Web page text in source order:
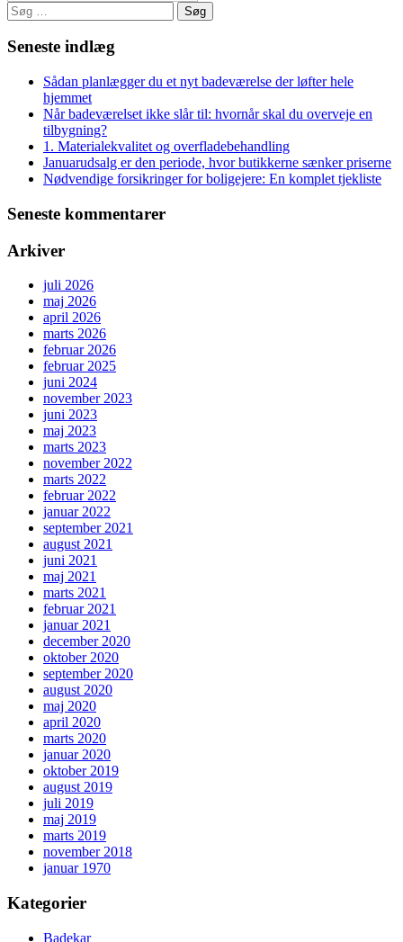
Søg
efter:
Seneste indlæg
Sådan planlægger du et nyt badeværelse der løfter hele
hjemmet
Når badeværelset ikke slår til: hvornår skal du overveje en
tilbygning?
1. Materialekvalitet og overfladebehandling
Januarudsalg er den periode, hvor butikkerne sænker priserne
Nødvendige forsikringer for boligejere: En komplet tjekliste
Seneste kommentarer
Arkiver
juli 2026
maj 2026
april 2026
marts 2026
februar 2026
februar 2025
juni 2024
november 2023
juni 2023
maj 2023
marts 2023
november 2022
marts 2022
februar 2022
januar 2022
september 2021
august 2021
juni 2021
maj 2021
marts 2021
februar 2021
januar 2021
december 2020
oktober 2020
september 2020
august 2020
maj 2020
april 2020
marts 2020
januar 2020
oktober 2019
august 2019
juli 2019
maj 2019
marts 2019
november 2018
januar 1970
Kategorier
Badekar